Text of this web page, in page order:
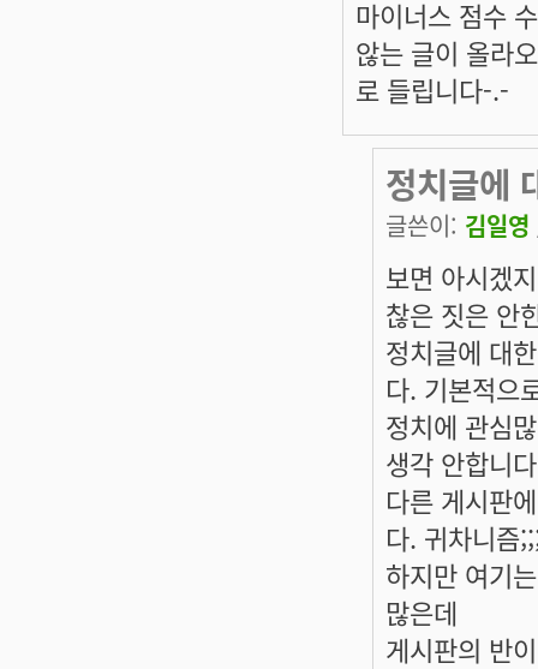
마이너스 점수
않는 글이 올라
로 들립니다-.-
정치글에
글쓴이: 김일영
보면 아시겠
찮은 짓은 안
정치글에 대
다. 기본적으
정치에 관심
생각 안합니
다른 게시판
다. 귀차니즘
하지만 여기
많은데
게시판의 반